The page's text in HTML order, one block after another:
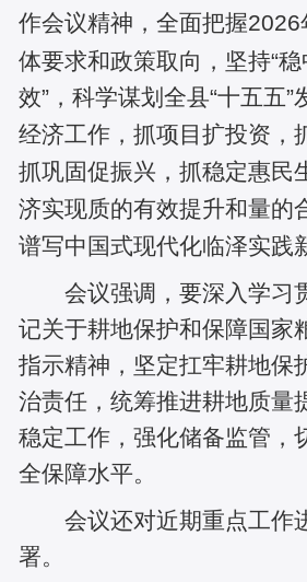
作会议精神，全面把握2026
体要求和政策取向，坚持“
效”，科学谋划全县“十五五”
经济工作，抓项目扩投资，
抓巩固促振兴，抓稳定惠民
济实现质的有效提升和量的
谱写中国式现代化临泽实践
会议强调，要深入学习
记关于耕地保护和保障国家
指示精神，坚定扛牢耕地保
治责任，统筹推进耕地质量
稳定工作，强化储备监管，
全保障水平。
会议还对近期重点工作
署。